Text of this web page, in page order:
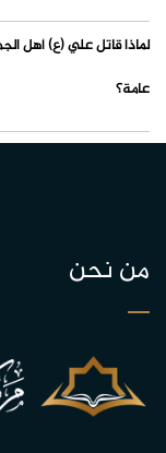
لماذا قاتل علي (ع) أهل
عامة؟
من نحن